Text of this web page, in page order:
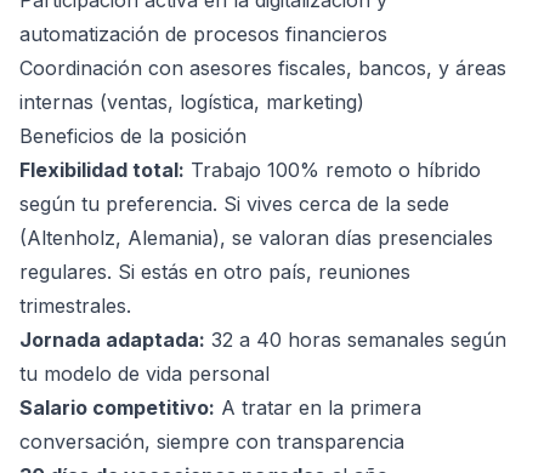
automatización de procesos financieros
Coordinación con asesores fiscales, bancos, y áreas
internas (ventas, logística, marketing)
Beneficios de la posición
Flexibilidad total: Trabajo 100% remoto o híbrido
según tu preferencia. Si vives cerca de la sede
(Altenholz, Alemania), se valoran días presenciales
regulares. Si estás en otro país, reuniones
trimestrales.
Jornada adaptada: 32 a 40 horas semanales según
tu modelo de vida personal
Salario competitivo: A tratar en la primera
conversación, siempre con transparencia